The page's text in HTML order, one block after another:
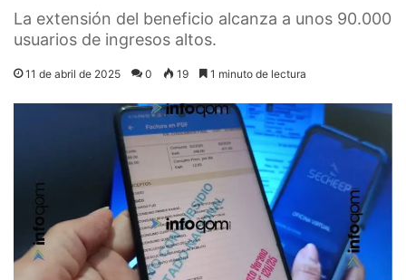
La extensión del beneficio alcanza a unos 90.000
usuarios de ingresos altos.
11 de abril de 2025 0 19 1 minuto de lectura